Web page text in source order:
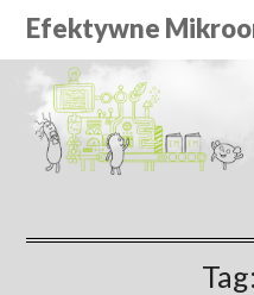
Efektywne
Tag: